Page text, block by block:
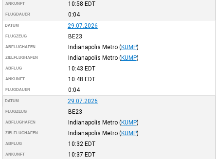
ANKUNFT 10:58 EDT
FLUGDAUER 0:04
DATUM 29.07.2026
FLUGZEUG BE23
ABFLUGHAFEN Indianapolis Metro (KUMP)
ZIELFLUGHAFEN Indianapolis Metro (KUMP)
ABFLUG 10:43 EDT
ANKUNFT 10:48 EDT
FLUGDAUER 0:04
DATUM 29.07.2026
FLUGZEUG BE23
ABFLUGHAFEN Indianapolis Metro (KUMP)
ZIELFLUGHAFEN Indianapolis Metro (KUMP)
ABFLUG 10:32 EDT
ANKUNFT 10:37 EDT